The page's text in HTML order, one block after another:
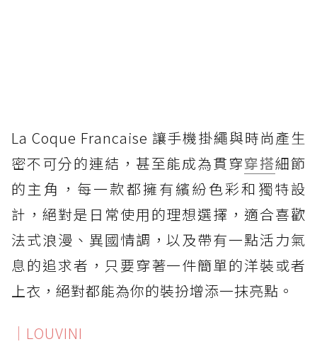
La Coque Francaise 讓手機掛繩與時尚產生
密不可分的連結，甚至能成為貫穿穿搭細節
的主角，每一款都擁有繽紛色彩和獨特設
計，絕對是日常使用的理想選擇，適合喜歡
法式浪漫、異國情調，以及帶有一點活力氣
息的追求者，只要穿著一件簡單的洋裝或者
上衣，絕對都能為你的裝扮增添一抹亮點。
｜LOUVINI